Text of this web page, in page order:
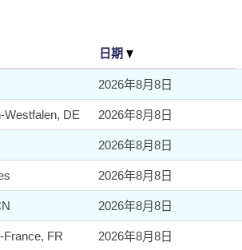
日期
2026年8月8日
Westfalen, DE 2026年8月8日
2026年8月8日
2026年8月8日
2026年8月8日
France, FR 2026年8月8日